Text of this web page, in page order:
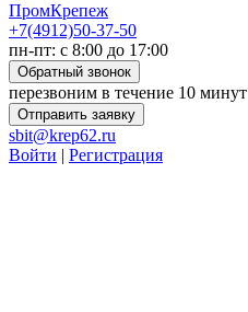
ПромКрепеж
+7(4912)50-37-50
пн-пт: с 8:00 до 17:00
Обратный звонок
перезвоним в течение 10 минут
Отправить заявку
sbit@krep62.ru
Войти | Регистрация